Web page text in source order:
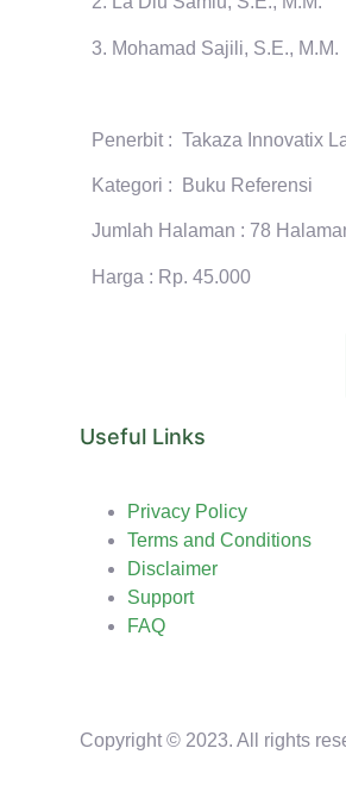
3. Mohamad Sajili, S.E., M.M.
Penerbit : Takaza Innovatix
Kategori : Buku Referensi
Jumlah Halaman : 78
Harga : Rp. 45.000
Useful Links
Privacy Policy
Terms and Conditions
Disclaimer
Support
FAQ
Copyright © 2023. All rights